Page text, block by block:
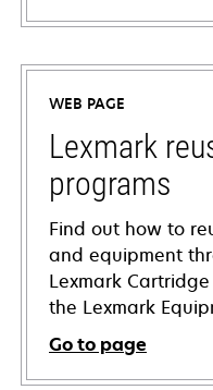
opens
in
new
tab
WEB PAGE
Lexmark
programs
Find out how to
and equipment
Lexmark
the Lexmark
Go to page